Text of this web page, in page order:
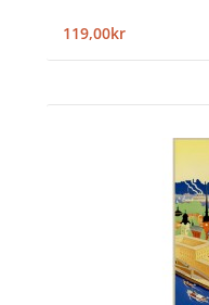
119,00kr